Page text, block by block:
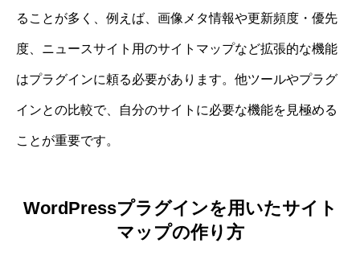
ることが多く、例えば、画像メタ情報や更新頻度・優先
度、ニュースサイト用のサイトマップなど拡張的な機能
はプラグインに頼る必要があります。他ツールやプラグ
インとの比較で、自分のサイトに必要な機能を見極める
ことが重要です。
WordPressプラグインを用いたサイト
マップの作り方